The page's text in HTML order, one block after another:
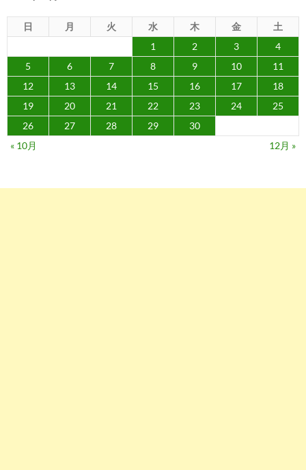
日 月 火 水 木 金
土
1
2 3
4
5
6 7 8 9 10
11
12
13 14 15 16 17
18
19
20 21 22 23 24
25
26
27 28 29
30
« 10月
12月 »